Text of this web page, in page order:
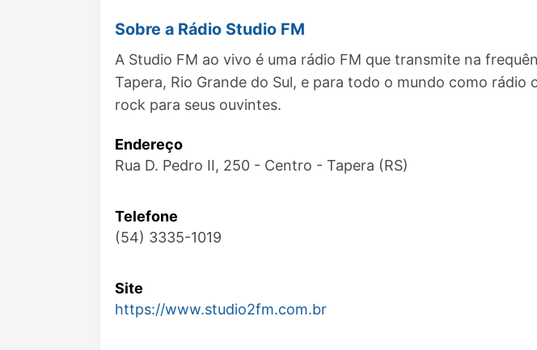
Sobre a Rádio Studio FM
A Studio FM ao vivo é uma rádio FM que transmite na
Tapera, Rio Grande do Sul, e para todo o mundo como
rock para seus ouvintes.
Endereço
Rua D. Pedro II, 250 - Centro - Tapera (RS)
Telefone
(54) 3335-1019
Site
https://www.studio2fm.com.br